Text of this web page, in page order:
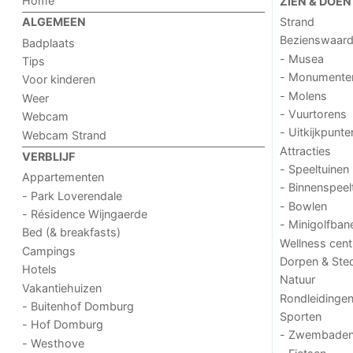
ALGEMEEN
Badplaats
Tips
Voor kinderen
Weer
Webcam
Webcam Strand
VERBLIJF
Appartementen
- Park Loverendale
- Résidence Wijngaerde
Bed (& breakfasts)
Campings
Hotels
Vakantiehuizen
- Buitenhof Domburg
- Hof Domburg
- Westhove
Strand
- Musea
-
- Molens
- Vuurtorens
-
Attracties
- Speeltuinen
-
- Bowlen
-
Wellness
Dorpen &
Natuur
Rondleidingen
Sporten
-